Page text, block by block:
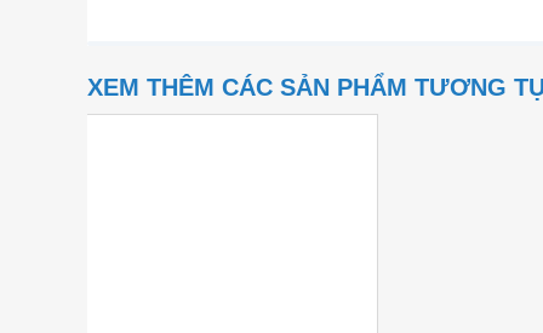
XEM THÊM CÁC SẢN PHẨM TƯƠNG